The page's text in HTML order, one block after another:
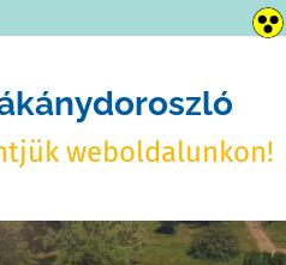
weboldalunkon!